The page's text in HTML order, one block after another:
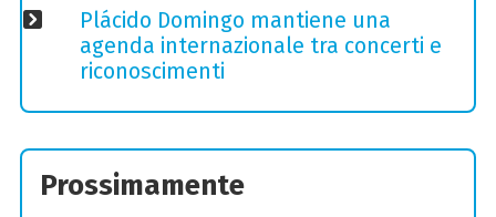
Plácido Domingo mantiene una
agenda internazionale tra concerti e
riconoscimenti
Prossimamente